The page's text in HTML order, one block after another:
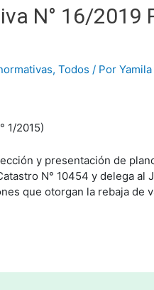
N° 16/2019
,Todos / Por
1/2015)
y presentación de
N° 10454 y delega al
que otorgan la rebaja de